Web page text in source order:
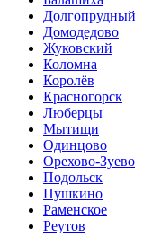
Долгопрудный
Домодедово
Жуковский
Коломна
Королёв
Красногорск
Люберцы
Мытищи
Одинцово
Орехово-Зуево
Подольск
Пушкино
Раменское
Реутов